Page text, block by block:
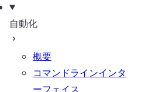
自動化
概要
コマンドラインインタ
ーフェイス